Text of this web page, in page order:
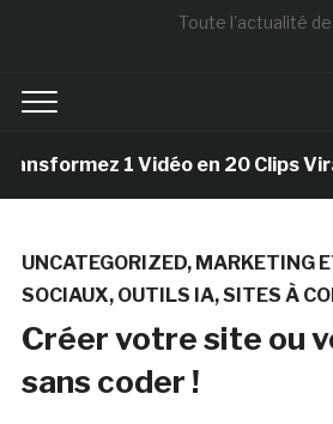
Toute l'actualité de
1 Vidéo en 20 Clips Viraux
UNCATEGORIZED, MARKETING
SOCIAUX, OUTILS IA,SITES À
Créer votre site ou
sans coder !